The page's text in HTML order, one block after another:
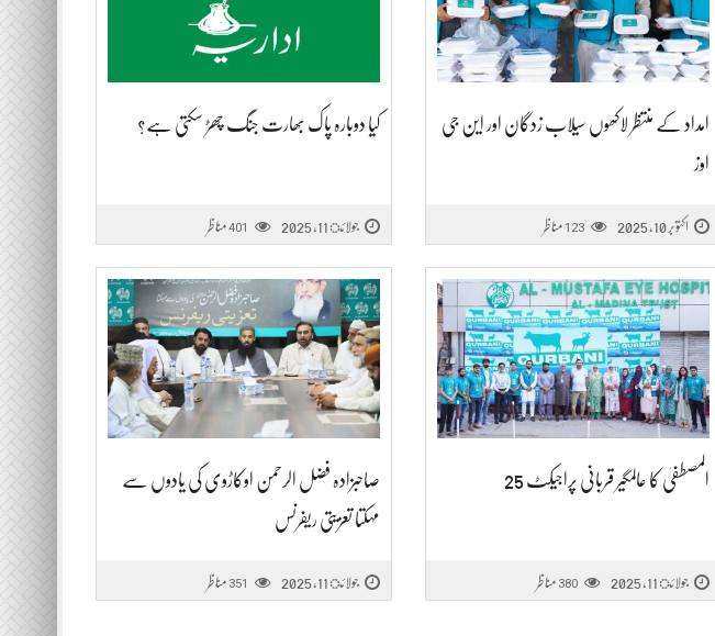
امداد کے منتظر لاکھوں سیلاب زدگان اور این جی
اوز
اکتوبر 10, 2025 123 مناظر
کیا دوبارہ پاک بھارت جنگ چھڑ سکتی ہے؟
جولائ 11, 2025 401مناظر
المصطفیٰ کا عالمگیر قربانی پراجیکٹ 25
جولائ 11, 2025 380 مناظر
صاحبزادہ فضل الرحمن اوکاڑوی کی یادوں سے
مہکتا تعزیتی ریفرنس
جولائ 11, 2025 351 مناظر